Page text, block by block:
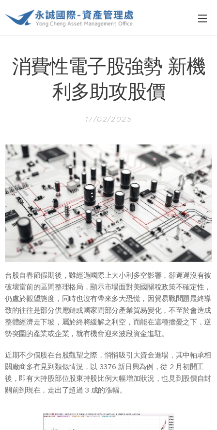
消費性電子股強勢 新機
利多助攻股價
17/02/2025
台股自春節假期後，雖經過國際上大小利多空影響，卻遲遲沒有被
破壞當前的區間整理格局，顯示市場面對美國關稅政策不確定性，
仍處於觀望態度，同時也沒有帶來多大恐慌，因貿易戰問題最終導
致的往往是部分供應鏈或國家間部分產業貿易變化，不至於會造成
整體經濟走下坡，屬於終將緩解之利空，而能在這種擔憂之下，逆
勢突圍的產業或企業，就有機會迎來波段資金進駐。
近期不少個股在台股觀望之際，悄悄吸引大資金進場，其中軸承相
關廠商多有見到類似情況，以 3376 新日興為例，從 2 月初開工
後，即有大持股部位股東持股比例大幅增加狀況，也見到股價自封
關前到現在，走出了超過 3 成的漲幅。